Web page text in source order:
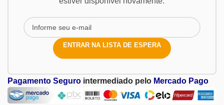
ENTRAR NA LISTA DE ESPERA
Pagamento Seguro intermediado pelo Mercado Pago